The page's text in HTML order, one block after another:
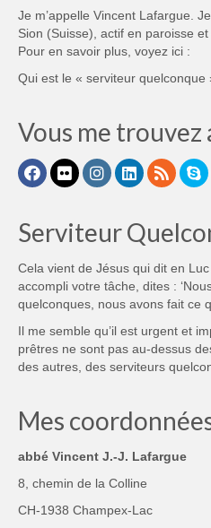
Je m’appelle Vincent Lafargue.
Sion (Suisse), actif en paroisse et
Pour en savoir plus, voyez ici :
Qui est le « serviteur quelconque
Vous me trouvez
Serviteur
Cela vient de Jésus qui dit en
accompli votre tâche, dites :
quelconques, nous avons fait ce
Il me semble qu’il est urgent et
prêtres ne sont pas au-dessus
des autres, des serviteurs
Mes
abbé Vincent J.-J. Lafargue
8, chemin de la Colline
CH-1938 Champex-Lac